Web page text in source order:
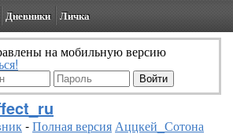
Дневники Личка
на мобильную версию
-Полная версияАццкей_Сотона